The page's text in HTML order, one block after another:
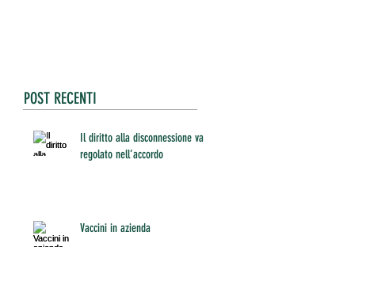
POST RECENTI
Il diritto alla disconnessione va
regolato nell’accordo
Vaccini in azienda